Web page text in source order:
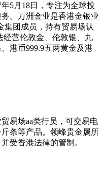
5月18日，专注为全球投
。万洲金业是香港金银业
集团成员，持有贸易场认
经营伦敦金、伦敦银、九
港币999.9五两黄金及港
易场aa类行员，可交易电
条等产品。领峰贵金属所
受香港法律的管制。